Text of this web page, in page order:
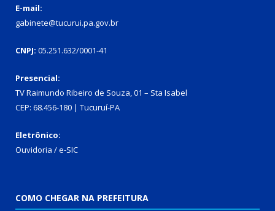
E-mail:
gabinete@tucurui.pa.gov.br
CNPJ: 05.251.632/0001-41
Presencial:
TV Raimundo Ribeiro de Souza, 01 – Sta Isabel
CEP: 68.456-180 | Tucuruí-PA
Eletrônico:
Ouvidoria /e-SIC
COMO CHEGAR NA PREFEITURA